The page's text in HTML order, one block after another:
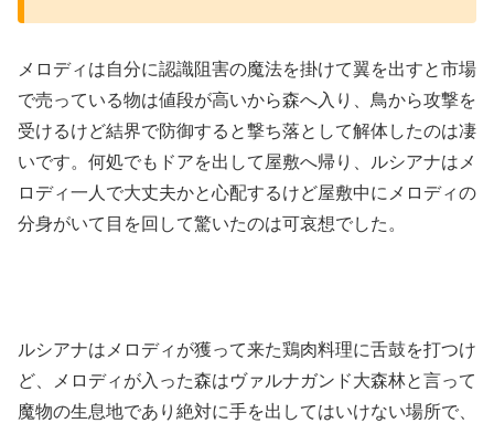
メロディは自分に認識阻害の魔法を掛けて翼を出すと市場
で売っている物は値段が高いから森へ入り、鳥から攻撃を
受けるけど結界で防御すると撃ち落として解体したのは凄
いです。何処でもドアを出して屋敷へ帰り、ルシアナはメ
ロディ一人で大丈夫かと心配するけど屋敷中にメロディの
分身がいて目を回して驚いたのは可哀想でした。
ルシアナはメロディが獲って来た鶏肉料理に舌鼓を打つけ
ど、メロディが入った森はヴァルナガンド大森林と言って
魔物の生息地であり絶対に手を出してはいけない場所で、